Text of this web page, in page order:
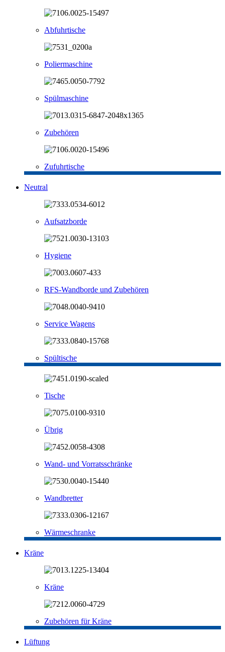
Abfuhrtische
Poliermaschine
Spülmaschine
Zubehören
Zufuhrtische
Neutral
Aufsatzborde
Hygiene
RFS-Wandborde und Zubehören
Service Wagens
Spültische
Tische
Übrig
Wand- und Vorratsschränke
Wandbretter
Wärmeschranke
Kräne
Kräne
Zubehören für Kräne
Lüftung